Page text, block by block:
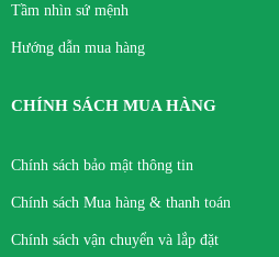
Tầm nhìn sứ mệnh
Hướng dẫn mua hàng
CHÍNH SÁCH MUA HÀNG
Chính sách bảo mật thông tin
Chính sách Mua hàng & thanh toán
Chính sách vận chuyển và lắp đặt